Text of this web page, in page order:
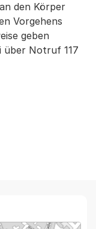
den Körper
Vorgehens
geben
über Notruf 117